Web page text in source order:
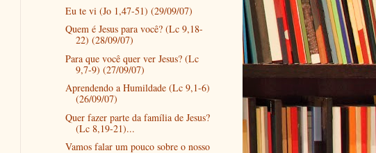
Eu te vi (Jo 1,47-51) (29/09/07)
Quem é Jesus para você? (Lc 9,18-
22) (28/09/07)
Para que você quer ver Jesus? (Lc
9,7-9) (27/09/07)
Aprendendo a Humildade (Lc 9,1-6)
(26/09/07)
Quer fazer parte da família de Jesus?
(Lc 8,19-21)...
Vamos falar um pouco sobre o nosso